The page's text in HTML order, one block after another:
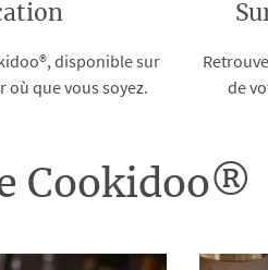
disponible sur
où que vous soyez.
de
Cookidoo®